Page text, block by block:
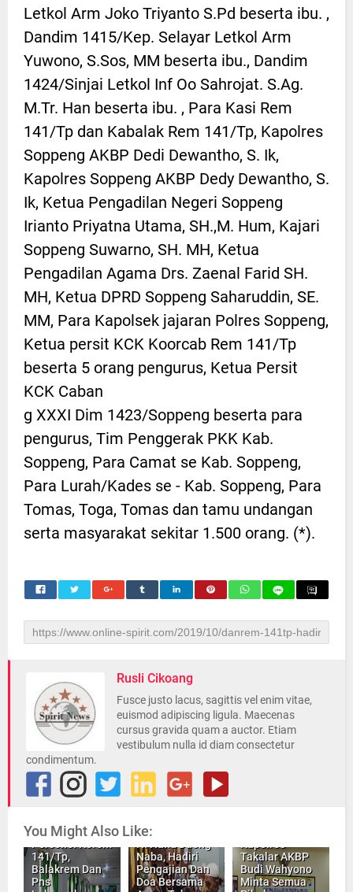
Letkol Arm Joko Triyanto S.Pd beserta ibu. ,
Dandim 1415/Kep. Selayar Letkol Arm
Yuwono, S.Sos, MM beserta ibu., Dandim
1424/Sinjai Letkol Inf Oo Sahrojat. S.Ag.
M.Tr. Han beserta ibu. , Para Kasi Rem
141/Tp dan Kabalak Rem 141/Tp, Kapolres
Soppeng AKBP Dedi Dewantho, S. Ik,
Kapolres Soppeng AKBP Dedy Dewantho, S.
Ik, Ketua Pengadilan Negeri Soppeng
Irianto Priyatna Utama, SH.,M. Hum, Kajari
Soppeng Suwarno, SH. MH, Ketua
Pengadilan Agama Drs. Zaenal Farid SH.
MH, Ketua DPRD Soppeng Saharuddin, SE.
MM, Para Kapolsek jajaran Polres Soppeng,
Ketua persit KCK Koorcab Rem 141/Tp
beserta 5 orang pengurus, Ketua Persit
KCK Caban
g XXXI Dim 1423/Soppeng beserta para
pengurus, Tim Penggerak PKK Kab.
Soppeng, Para Camat se Kab. Soppeng,
Para Lurah/Kades se - Kab. Soppeng, Para
Tomas, Toga, Tomas dan tamu undangan
serta masyarakat sekitar 1.500 orang. (*).
Rusli Cikoang
Fusce justo lacus, sagittis vel enim vitae,
euismod adipiscing ligula. Maecenas
cursus gravida quam a auctor. Etiam
vestibulum nulla id diam consectetur
condimentum.
You Might Also Like:
Personel Korem
141/Tp,
Balakrem Dan
Pns
Tajerimin Dan
Naba, Hadiri
Pengajian Dan
Doa Bersama
Takalar AKBP
Budi Wahyono
Minta Semua